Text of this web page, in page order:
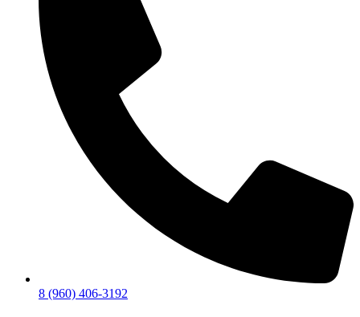
8 (960) 406-3192